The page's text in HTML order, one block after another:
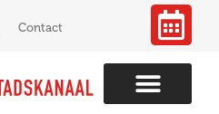
Contact